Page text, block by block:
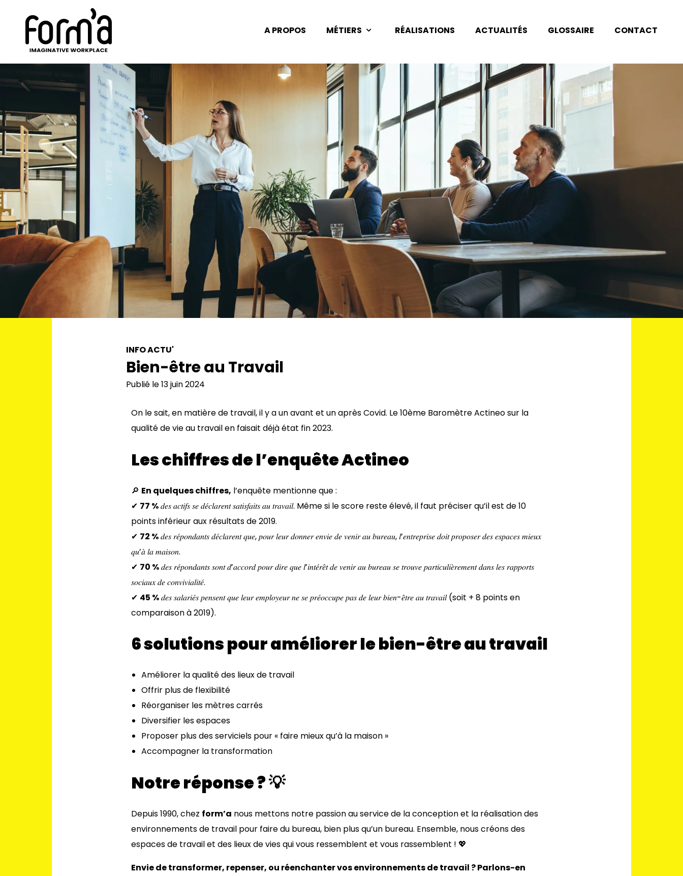
A PROPOS MÉTIERS RÉALISATIONS ACTUALITÉS GLOSSAIRE CONTACT
INFO ACTU'
Bien-être au Travail
Publié le 13 juin 2024
On le sait, en matière de travail, il y a un avant et un après Covid. Le 10ème Baromètre Actineo sur la
qualité de vie au travail en faisait déjà état fin 2023.
Les chiffres de l’enquête Actineo
🔎 En quelques chiffres, l’enquête mentionne que :
✔ 77 %𝑑𝑒𝑠 𝑎𝑐𝑡𝑖𝑓𝑠 𝑠𝑒 𝑑𝑒́𝑐𝑙𝑎𝑟𝑒𝑛𝑡 𝑠𝑎𝑡𝑖𝑠𝑓𝑎𝑖𝑡𝑠 𝑎𝑢 𝑡𝑟𝑎𝑣𝑎𝑖𝑙. Même si le score reste élevé, il faut préciser qu’il est de 10
points inférieur aux résultats de 2019.
✔ 72 %𝑑𝑒𝑠 𝑟𝑒́𝑝𝑜𝑛𝑑𝑎𝑛𝑡𝑠 𝑑𝑒́𝑐𝑙𝑎𝑟𝑒𝑛𝑡 𝑞𝑢𝑒, 𝑝𝑜𝑢𝑟 𝑙𝑒𝑢𝑟 𝑑𝑜𝑛𝑛𝑒𝑟 𝑒𝑛𝑣𝑖𝑒 𝑑𝑒 𝑣𝑒𝑛𝑖𝑟 𝑎𝑢 𝑏𝑢𝑟𝑒𝑎𝑢, 𝑙’𝑒𝑛𝑡𝑟𝑒𝑝𝑟𝑖𝑠𝑒 𝑑𝑜𝑖𝑡 𝑝𝑟𝑜𝑝𝑜𝑠𝑒𝑟 𝑑𝑒𝑠 𝑒𝑠𝑝𝑎𝑐𝑒𝑠 𝑚𝑖𝑒𝑢𝑥
𝑞𝑢’𝑎̀ 𝑙𝑎 𝑚𝑎𝑖𝑠𝑜𝑛.
✔ 70 %𝑑𝑒𝑠 𝑟𝑒́𝑝𝑜𝑛𝑑𝑎𝑛𝑡𝑠 𝑠𝑜𝑛𝑡 𝑑’𝑎𝑐𝑐𝑜𝑟𝑑 𝑝𝑜𝑢𝑟 𝑑𝑖𝑟𝑒 𝑞𝑢𝑒 𝑙’𝑖𝑛𝑡𝑒́𝑟𝑒̂𝑡 𝑑𝑒 𝑣𝑒𝑛𝑖𝑟 𝑎𝑢 𝑏𝑢𝑟𝑒𝑎𝑢 𝑠𝑒 𝑡𝑟𝑜𝑢𝑣𝑒 𝑝𝑎𝑟𝑡𝑖𝑐𝑢𝑙𝑖𝑒̀𝑟𝑒𝑚𝑒𝑛𝑡 𝑑𝑎𝑛𝑠 𝑙𝑒𝑠 𝑟𝑎𝑝𝑝𝑜𝑟𝑡𝑠
𝑠𝑜𝑐𝑖𝑎𝑢𝑥 𝑑𝑒 𝑐𝑜𝑛𝑣𝑖𝑣𝑖𝑎𝑙𝑖𝑡𝑒́.
✔ 45 %𝑑𝑒𝑠 𝑠𝑎𝑙𝑎𝑟𝑖𝑒́𝑠 𝑝𝑒𝑛𝑠𝑒𝑛𝑡 𝑞𝑢𝑒 𝑙𝑒𝑢𝑟 𝑒𝑚𝑝𝑙𝑜𝑦𝑒𝑢𝑟 𝑛𝑒 𝑠𝑒 𝑝𝑟𝑒́𝑜𝑐𝑐𝑢𝑝𝑒 𝑝𝑎𝑠 𝑑𝑒 𝑙𝑒𝑢𝑟 𝑏𝑖𝑒𝑛-𝑒̂𝑡𝑟𝑒 𝑎𝑢 𝑡𝑟𝑎𝑣𝑎𝑖𝑙 (soit + 8 points en
comparaison à 2019).
6 solutions pour améliorer le bien-être au travail
Améliorer la qualité des lieux de travail
Offrir plus de flexibilité
Réorganiser les mètres carrés
Diversifier les espaces
Proposer plus des serviciels pour « faire mieux qu’à la maison »
Accompagner la transformation
Notre réponse ?💡
Depuis 1990, chez form’a nous mettons notre passion au service de la conception et la réalisation des
environnements de travail pour faire du bureau, bien plus qu’un bureau. Ensemble, nous créons des
espaces de travail et des lieux de vies qui vous ressemblent et vous rassemblent ! 💖
Envie de transformer, repenser, ou réenchanter vos environnements de travail ?Parlons-en